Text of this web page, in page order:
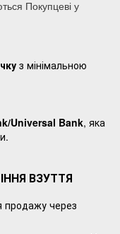
Покупцеві у
з мінімальною
Universal Bank, яка
ВЗУТТЯ
продажу через